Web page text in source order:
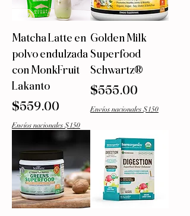
Matcha Latte en
polvo endulzada
con MonkFruit
Lakanto
Precio
$559.00
Envíos nacionales $150
Golden Milk
Superfood
Schwartz®
Precio
$555.00
Envíos nacionales $150